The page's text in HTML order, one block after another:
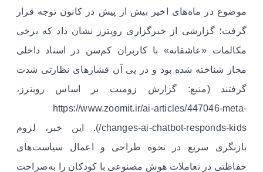
موضوع در ماه‌های اخیر بیش از پیش در کانون توجه قرار
گرفت؛ گزارشی از خبرگزاری رویترز نشان داد که برخی
مکالمات «عاشقانه» با کاربران کم‌سن در اسناد داخلی
مجاز شناخته شده بود و در پی آن فشارهای نظارتی شدت
گرفتند (منبع: گزارش زومیت بر اساس رویترز،
https://www.zoomit.ir/ai-articles/447046-meta-
changes-ai-chatbot-responds-kids/). این خبر، لزوم
بازنگری سریع در نحوه طراحی و اعمال سیاست‌های
حفاظتی در تعاملات هوش مصنوعی با کودکان را به‌صراحت